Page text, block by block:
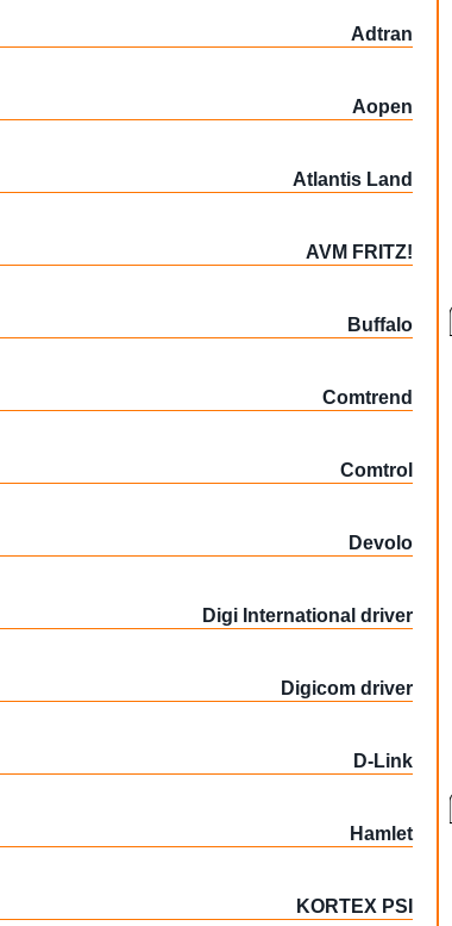
Adtran
Aopen
Atlantis Land
AVM FRITZ!
Buffalo
Comtrend
Comtrol
Devolo
Digi International driver
Digicom driver
D-Link
Hamlet
KORTEX PSI